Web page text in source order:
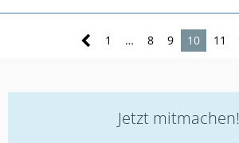
1 … 8 9 10 11
Jetzt mitmachen!